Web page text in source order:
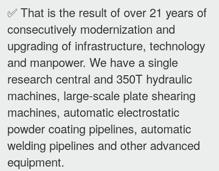
✅ That is the result of over 21 years of
consecutively modernization and
upgrading of infrastructure, technology
and manpower. We have a single
research central and 350T hydraulic
machines, large-scale plate shearing
machines, automatic electrostatic
powder coating pipelines, automatic
welding pipelines and other advanced
equipment.